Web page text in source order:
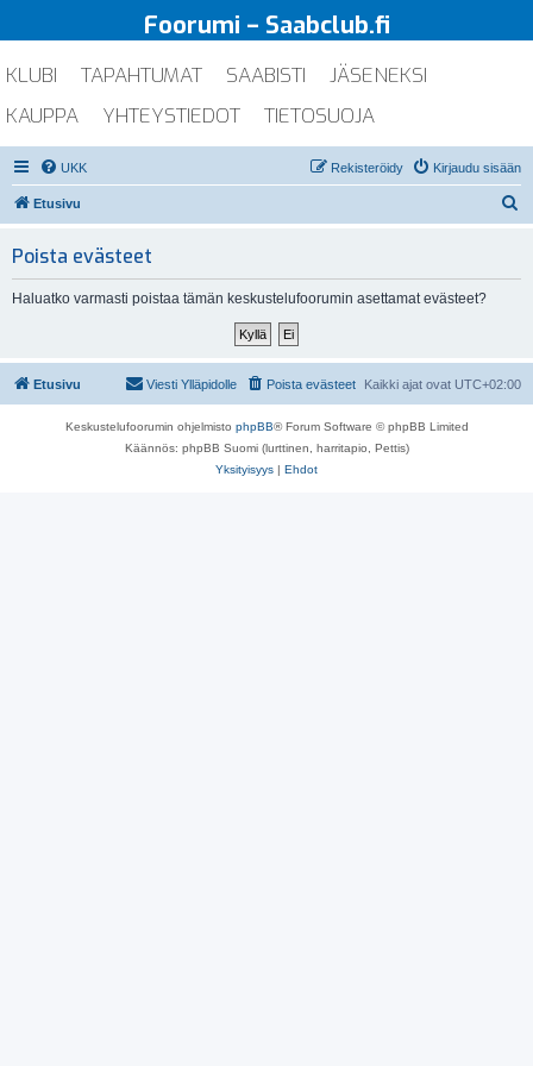
Foorumi – Saabclub.fi
KLUBI TAPAHTUMAT SAABISTI
JÄSENEKSI
KAUPPA
YHTEYSTIEDOT TIETOSUOJA
UKK Kirjaudu sisään
Rekisteröidy
Etusivu
Poista evästeet
Haluatko varmasti poistaa tämän keskustelufoorumin asettamat evästeet?
Etusivu Kaikki ajat ovat UTC+02:00
Poista evästeet
Viesti Ylläpidolle
Keskustelufoorumin ohjelmisto phpBB® Forum Software © phpBB Limited
Käännös: phpBB Suomi (lurttinen, harritapio, Pettis)
Yksityisyys | Ehdot